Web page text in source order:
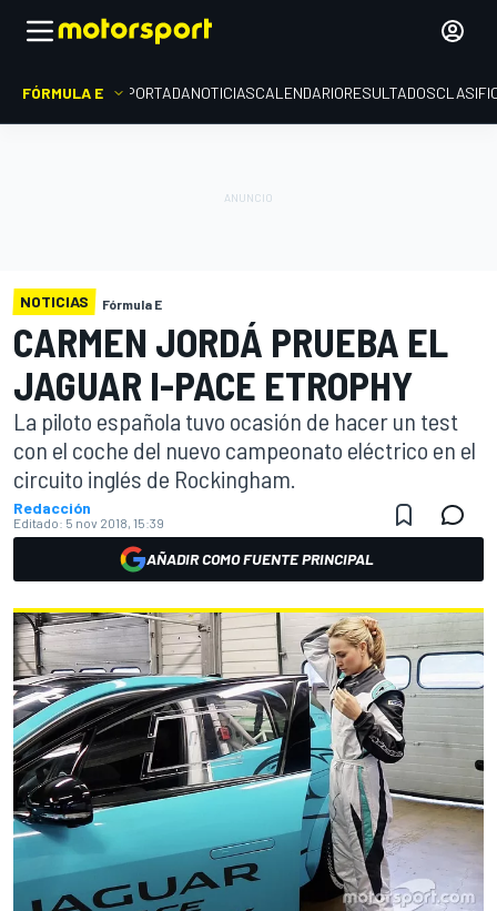
FÓRMULA E PORTADANOTICIASCALENDARIORESULTADOS
NOTICIAS Fórmula E
CARMEN JORDÁ PRUEBA EL
JAGUAR I-PACE ETROPHY
La piloto española tuvo ocasión de hacer un test
con el coche del nuevo campeonato eléctrico en el
circuito inglés de Rockingham.
Redacción
Editado: 5 nov 2018, 15:39
AÑADIR COMO FUENTE PRINCIPAL